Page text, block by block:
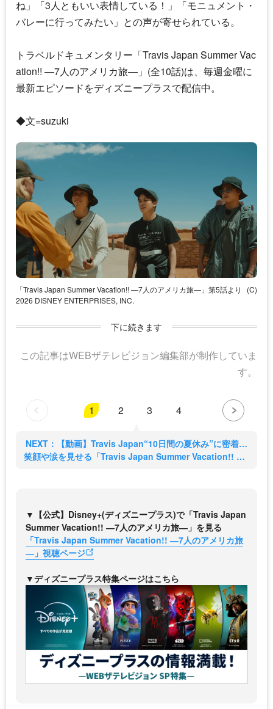
ね」「3人ともいい表情している！」「モニュメント・
バレーに行ってみたい」との声が寄せられている。
トラベルドキュメンタリー「Travis Japan Summer Vac
ation!! ―7人のアメリカ旅―」(全10話)は、毎週金曜に
最新エピソードをディズニープラスで配信中。
◆文=suzuki
「Travis Japan Summer Vacation!! ―7人のアメリカ旅―」第5話より
(C)
2026 DISNEY ENTERPRISES, INC.
下に続きます
この記事はWEBザテレビジョン編集部が制作していま
す。
1 2 3 4
NEXT：【動画】Travis Japan“10日間の夏休み”に密着…
笑顔や涙を見せる「Travis Japan Summer Vacation!! ―7
▼【公式】Disney+(ディズニープラス)で「Travis Japan
Summer Vacation!! ―7人のアメリカ旅―」を見る
「Travis Japan Summer Vacation!! ―7人のアメリカ旅
―」視聴ページ
▼ディズニープラス特集ページはこちら